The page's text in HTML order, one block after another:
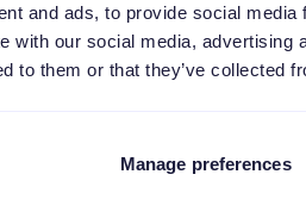
and ads, to provide social
with our social media,
to them or that they’ve collected
Manage preferences